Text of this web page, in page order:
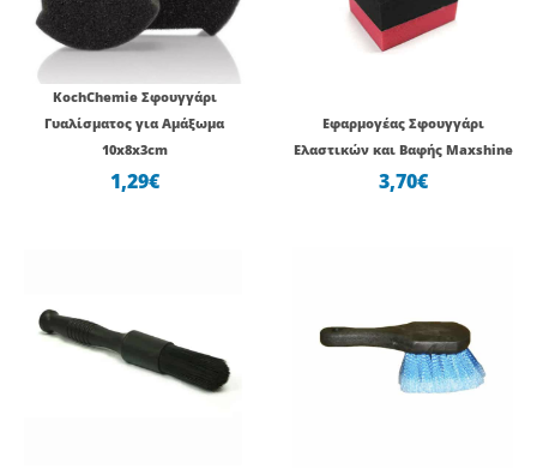
KochChemie Σφουγγάρι
Γυαλίσματος για Αμάξωμα
10x8x3cm
1,29€
Εφαρμογέας Σφουγγάρι
Ελαστικών και Βαφής Maxshine
3,70€
was:
12,00€.είναι:
was:
6,81€.
τιμή
είναι: